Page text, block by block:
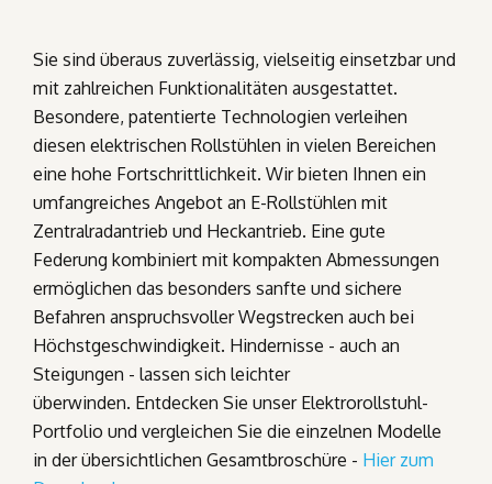
Sie sind überaus zuverlässig, vielseitig einsetzbar und
mit zahlreichen Funktionalitäten ausgestattet.
Besondere, patentierte Technologien verleihen
diesen elektrischen Rollstühlen in vielen Bereichen
eine hohe Fortschrittlichkeit. Wir bieten Ihnen ein
umfangreiches Angebot an E-Rollstühlen mit
Zentralradantrieb und Heckantrieb. Eine gute
Federung kombiniert mit kompakten Abmessungen
ermöglichen das besonders sanfte und sichere
Befahren anspruchsvoller Wegstrecken auch bei
Höchstgeschwindigkeit. Hindernisse - auch an
Steigungen - lassen sich leichter
überwinden. Entdecken Sie unser Elektrorollstuhl-
Portfolio und vergleichen Sie die einzelnen Modelle
in der übersichtlichen Gesamtbroschüre - Hier zum